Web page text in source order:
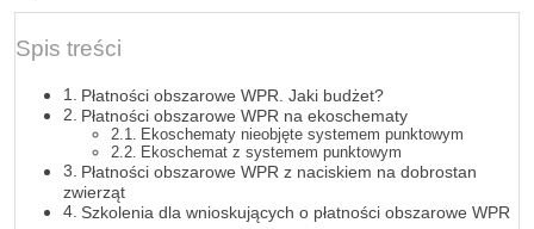
Spis treści
Płatności obszarowe WPR. Jaki budżet?
Płatności obszarowe WPR na ekoschematy
Ekoschematy nieobjęte systemem punktowym
Ekoschemat z systemem punktowym
Płatności obszarowe WPR z naciskiem na dobrostan
zwierząt
Szkolenia dla wnioskujących o płatności obszarowe WPR